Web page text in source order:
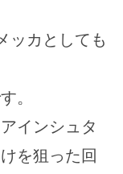
カとしても
。
インシュタ
を狙った回